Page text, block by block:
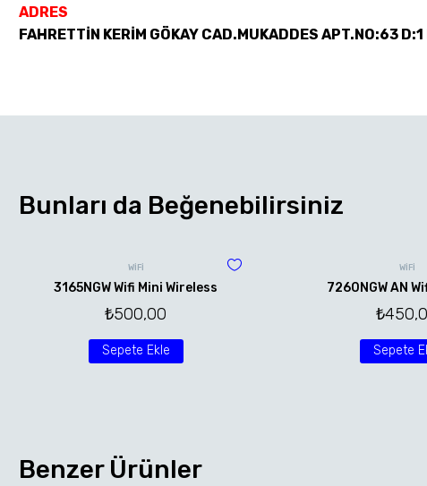
ADRES
FAHRETTİN KERİM GÖKAY CAD.MUKADDES APT.NO:63
Bunları da Beğenebilirsiniz
WİFİ
3165NGW Wifi Mini Wireless
₺500,00
Sepete Ekle
WİFİ
7260NGW AN
₺
Sepete
Benzer Ürünler